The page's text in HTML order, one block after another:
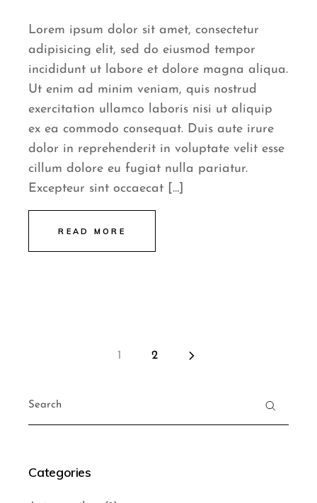
Lorem ipsum dolor sit amet, consectetur
adipisicing elit, sed do eiusmod tempor
incididunt ut labore et dolore magna aliqua.
Ut enim ad minim veniam, quis nostrud
exercitation ullamco laboris nisi ut aliquip
ex ea commodo consequat. Duis aute irure
dolor in reprehenderit in voluptate velit esse
cillum dolore eu fugiat nulla pariatur.
Excepteur sint occaecat […]
READ MORE
pagination
1 2
for:
Categories